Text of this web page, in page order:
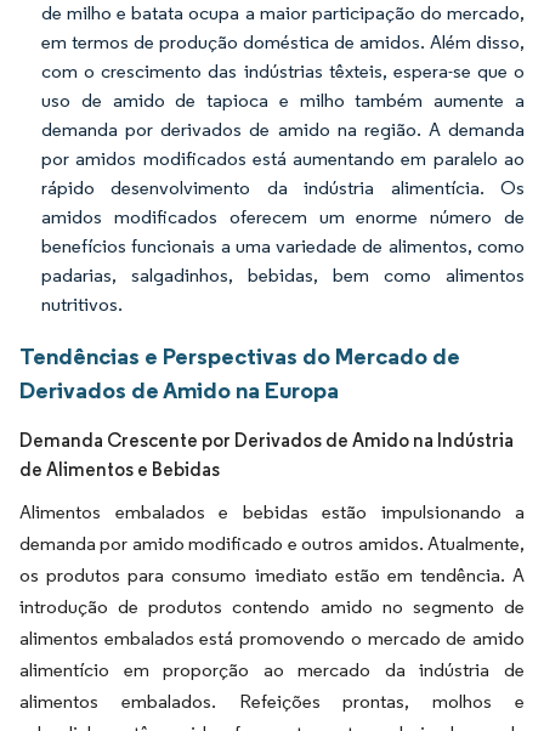
de milho e batata ocupa a maior participação do mercado,
em termos de produção doméstica de amidos. Além disso,
com o crescimento das indústrias têxteis, espera-se que o
uso de amido de tapioca e milho também aumente a
demanda por derivados de amido na região. A demanda
por amidos modificados está aumentando em paralelo ao
rápido desenvolvimento da indústria alimentícia. Os
amidos modificados oferecem um enorme número de
benefícios funcionais a uma variedade de alimentos, como
padarias, salgadinhos, bebidas, bem como alimentos
nutritivos.
Tendências e Perspectivas do Mercado de
Derivados de Amido na Europa
Demanda Crescente por Derivados de Amido na Indústria
de Alimentos e Bebidas
Alimentos embalados e bebidas estão impulsionando a
demanda por amido modificado e outros amidos. Atualmente,
os produtos para consumo imediato estão em tendência. A
introdução de produtos contendo amido no segmento de
alimentos embalados está promovendo o mercado de amido
alimentício em proporção ao mercado da indústria de
alimentos embalados. Refeições prontas, molhos e